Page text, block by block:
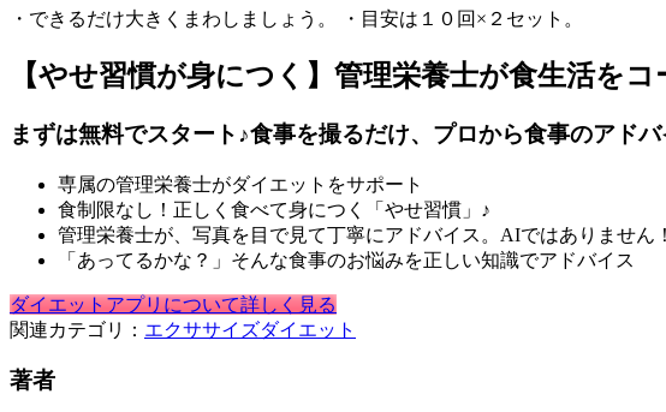
・できるだけ大きくまわしましょう。 ・目安は１０回×２セット。
【やせ習慣が身につく】管理栄養士が食生活を
まずは無料でスタート♪食事を撮るだけ、プロから食事のアドバ
専属の管理栄養士がダイエットをサポート
食制限なし！正しく食べて身につく「やせ習慣」♪
管理栄養士が、写真を目で見て丁寧にアドバイス。AIではありません！
「あってるかな？」そんな食事のお悩みを正しい知識でアドバイス
ダイエットアプリについて詳しく見る
関連カテゴリ： エクササイズダイエット
著者